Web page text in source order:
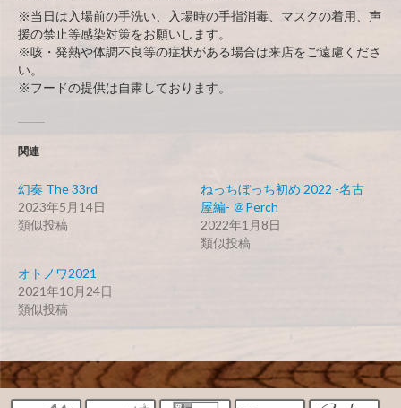
※当日は入場前の手洗い、入場時の手指消毒、マスクの着用、声
援の禁止等感染対策をお願いします。
※咳・発熱や体調不良等の症状がある場合は来店をご遠慮くださ
い。
※フードの提供は自粛しております。
関連
幻奏 The 33rd
2023年5月14日
類似投稿
ねっちぼっち初め 2022 -名古
屋編- ＠Perch
2022年1月8日
類似投稿
オトノワ2021
2021年10月24日
類似投稿